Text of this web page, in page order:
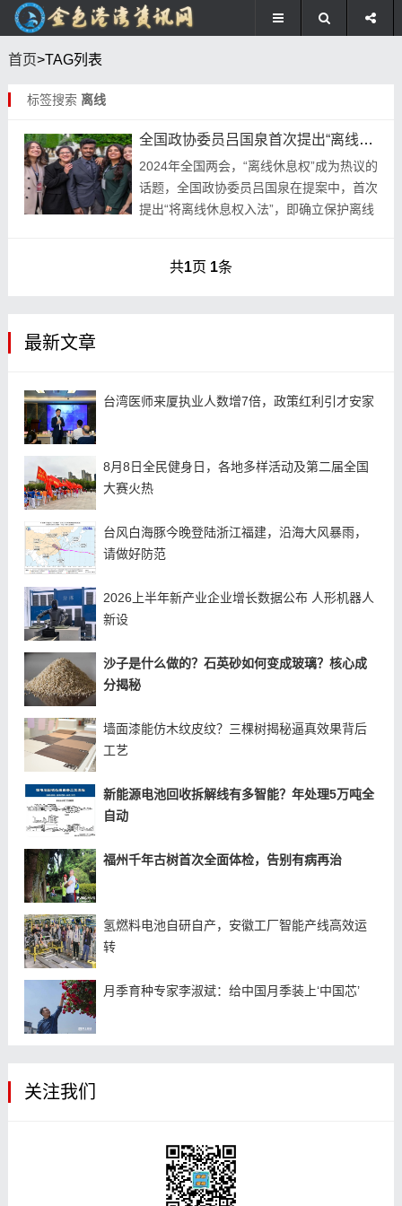
首页>TAG列表
标签搜索 离线
全国政协委员吕国泉首次提出“离线休息权入法”
2024年全国两会，“离线休息权”成为热议的
话题，全国政协委员吕国泉在提案中，首次
提出“将离线休息权入法”，即确立保护离线
共1页 1条
最新文章
台湾医师来厦执业人数增7倍，政策红利引才安家
8月8日全民健身日，各地多样活动及第二届全国
大赛火热
台风白海豚今晚登陆浙江福建，沿海大风暴雨，
请做好防范
2026上半年新产业企业增长数据公布 人形机器人
新设
沙子是什么做的？石英砂如何变成玻璃？核心成
分揭秘
墙面漆能仿木纹皮纹？三棵树揭秘逼真效果背后
工艺
新能源电池回收拆解线有多智能？年处理5万吨全
自动
福州千年古树首次全面体检，告别有病再治
氢燃料电池自研自产，安徽工厂智能产线高效运
转
月季育种专家李淑斌：给中国月季装上‘中国芯’
关注我们